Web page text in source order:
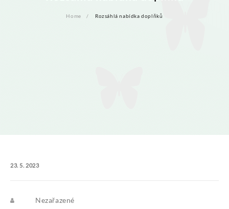
Home Rozsáhlá nabídka doplňků
23. 5. 2023
Nezařazené